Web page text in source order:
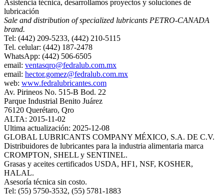
Asistencia técnica, desarrollamos proyectos y soluciones de
lubricación
Sale and distribution of specialized lubricants PETRO-CANADA
brand.
Tel: (442) 209-5233, (442) 210-5115
Tel. celular: (442) 187-2478
WhatsApp: (442) 506-6505
email: ventasqro@fedralub.com.mx
email: hector.gomez@fedralub.com.mx
web: www.fedralubricantes.com
Av. Pirineos No. 515-B Bod. 22
Parque Industrial Benito Juárez
76120 Querétaro, Qro
ALTA: 2015-11-02
Ultima actualización: 2025-12-08
GLOBAL LUBRICANTS COMPANY MÉXICO, S.A. DE C.V.
Distribuidores de lubricantes para la industria alimentaria marca
CROMPTON, SHELL y SENTINEL.
Grasas y aceites certificados USDA, HF1, NSF, KOSHER,
HALAL.
Asesoría técnica sin costo.
Tel: (55) 5750-3532, (55) 5781-1883